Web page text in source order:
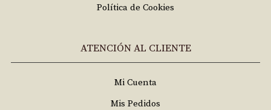
Política de Cookies
ATENCIÓN AL CLIENTE
Mi Cuenta
Mis Pedidos